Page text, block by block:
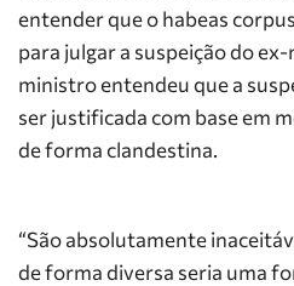
entender que o habeas
para julgar a suspeição do
ministro entendeu que a
ser justificada com base em
de forma clandestina.
“São absolutamente
de forma diversa seria uma